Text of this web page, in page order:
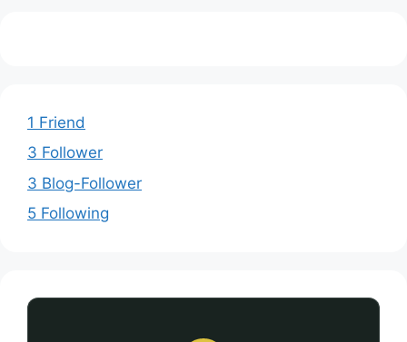
1 Friend
3 Follower
3 Blog-Follower
5 Following